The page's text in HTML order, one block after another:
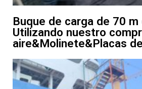
Buque de carga de 70 m
Utilizando nuestro
aire&Molinete&Placas